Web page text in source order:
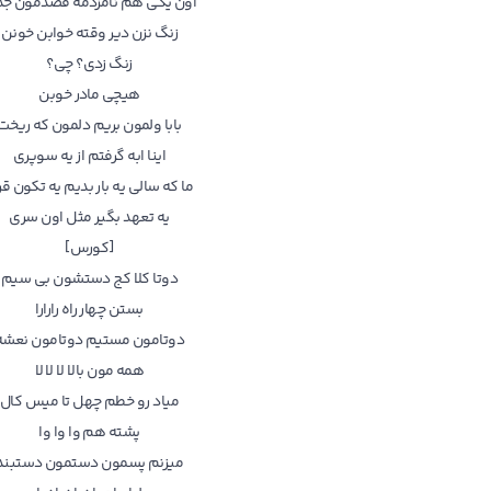
زنگ نزن دیر وقته خوابن خونن
زنگ زدی؟ چی؟
هیچی مادر خوبن
بابا ولمون بریم دلمون که
اینا ابه گرفتم از یه سوپری
ما که سالی یه بار بدیم یه تکون
یه تعهد بگیر مثل اون سری
[کورس]
دوتا کلا کج دستشون بی سیم
بستن چهار راه رارارا
دوتامون مستیم دوتامون
همه مون بالا لا لا لا
میاد رو خطم چهل تا میس کال
پشته هم وا وا وا
میزنم پسمون دستمون